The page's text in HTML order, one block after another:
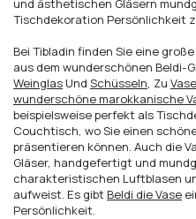
Tischdekoration Persönlichkeit
Bei Tibladin finden Sie eine
aus dem wunderschönen Beldi-
Weinglas Und Schüsseln, Zu
wunderschöne marokkanische
beispielsweise perfekt als
Couchtisch, wo Sie einen
präsentieren können. Auch die
Gläser, handgefertigt und
charakteristischen Luftblasen
aufweist. Es gibt Beldi die Vase
Persönlichkeit.